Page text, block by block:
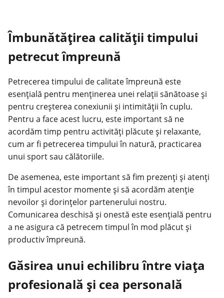
Îmbunătățirea calității timpului
petrecut împreună
Petrecerea timpului de calitate împreună este
esențială pentru menținerea unei relații sănătoase și
pentru creșterea conexiunii și intimității în cuplu.
Pentru a face acest lucru, este important să ne
acordăm timp pentru activități plăcute și relaxante,
cum ar fi petrecerea timpului în natură, practicarea
unui sport sau călătoriile.
De asemenea, este important să fim prezenți și atenți
în timpul acestor momente și să acordăm atenție
nevoilor și dorințelor partenerului nostru.
Comunicarea deschisă și onestă este esențială pentru
a ne asigura că petrecem timpul în mod plăcut și
productiv împreună.
Găsirea unui echilibru între viața
profesională și cea personală